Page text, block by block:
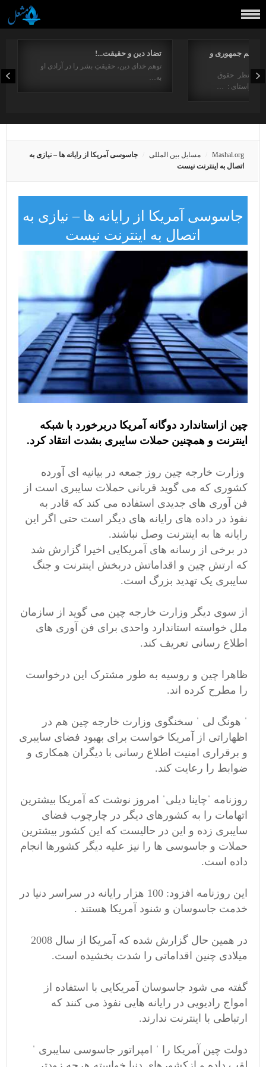
تضاد دین و حقیقت...!
توهم خدای دین، حقیقتِ بشر را در آزادی او
به…
جمهوری و
از منظر حقوق
در راستای : …
Mashal.org مسایل بین المللی
جاسوسی آمریکا از رایانه ها – نیازی به
اتصال به اینترنت نیست
جاسوسی آمریکا از رایانه ها – نیازی به
اتصال به اینترنت نیست
چین ازاستاندارد دوگانه آمریکا دربرخورد با شبکه
اینترنت و همچنین حملات سایبری بشدت انتقاد کرد.
وزارت خارجه چین روز جمعه در بیانیه ای آورده
کشوری که می گوید قربانی حملات سایبری است از
فن آوری های جدیدی استفاده می کند که قادر به
نفوذ در داده های رایانه های دیگر است حتی اگر این
رایانه ها به اینترنت وصل نباشند.
در برخی از رسانه های آمریکایی اخیرا گزارش شد
که ارتش چین و اقداماتش دربخش اینترنت و جنگ
سایبری یک تهدید بزرگ است.
از سوی دیگر وزارت خارجه چین می گوید از سازمان
ملل خواسته استاندارد واحدی برای فن آوری های
اطلاع رسانی تعریف کند.
ظاهرا چین و روسیه به طور مشترک این درخواست
را مطرح کرده اند.
ˈ هونگ لی ˈ سخنگوی وزارت خارجه چین هم در
اظهاراتی از آمریکا خواست برای بهبود فضای سایبری
و برقراری امنیت اطلاع رسانی با دیگران همکاری و
ضوابط را رعایت کند.
روزنامه ˈچاینا دیلیˈ امروز نوشت که آمریکا بیشترین
اتهامات را به کشورهای دیگر در چارچوب فضای
سایبری زده و این در حالیست که این کشور بیشترین
حملات و جاسوسی ها را نیز علیه دیگر کشورها انجام
داده است.
این روزنامه افزود: 100 هزار رایانه در سراسر دنیا در
خدمت جاسوسان و شنود آمریکا هستند .
در همین حال گزارش شده که آمریکا از سال 2008
میلادی چنین اقداماتی را شدت بخشیده است.
گفته می شود جاسوسان آمریکایی با استفاده از
امواج رادیویی در رایانه هایی نفوذ می کنند که
ارتباطی با اینترنت ندارند.
دولت چین آمریکا را ˈ امپراتور جاسوسی سایبری ˈ